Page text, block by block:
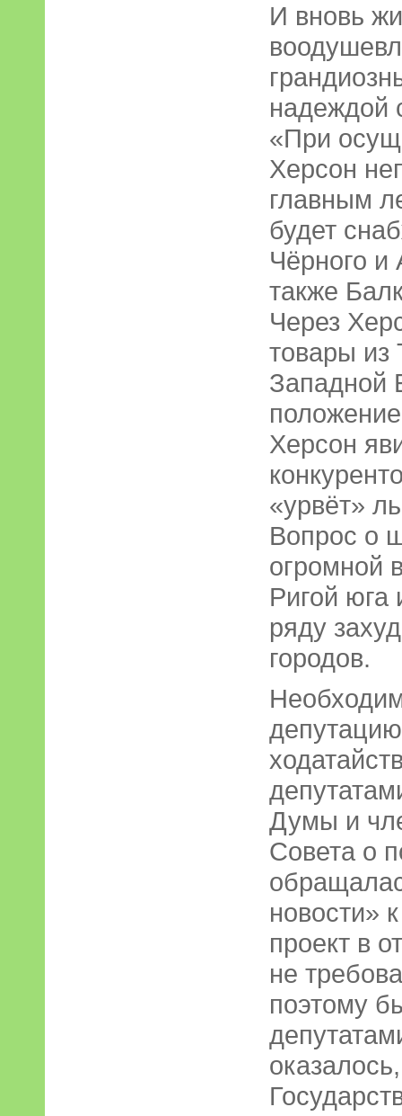
И вновь
надеждой
«При
Херсон
главным
будет
Чёрного и
также
Через
товары из
Западной
Херсон
«урвёт»
Вопрос о
огромной
Ригой юга
ряду
городов.
Думы и
Совета о
новости»
проект в
не
поэтому